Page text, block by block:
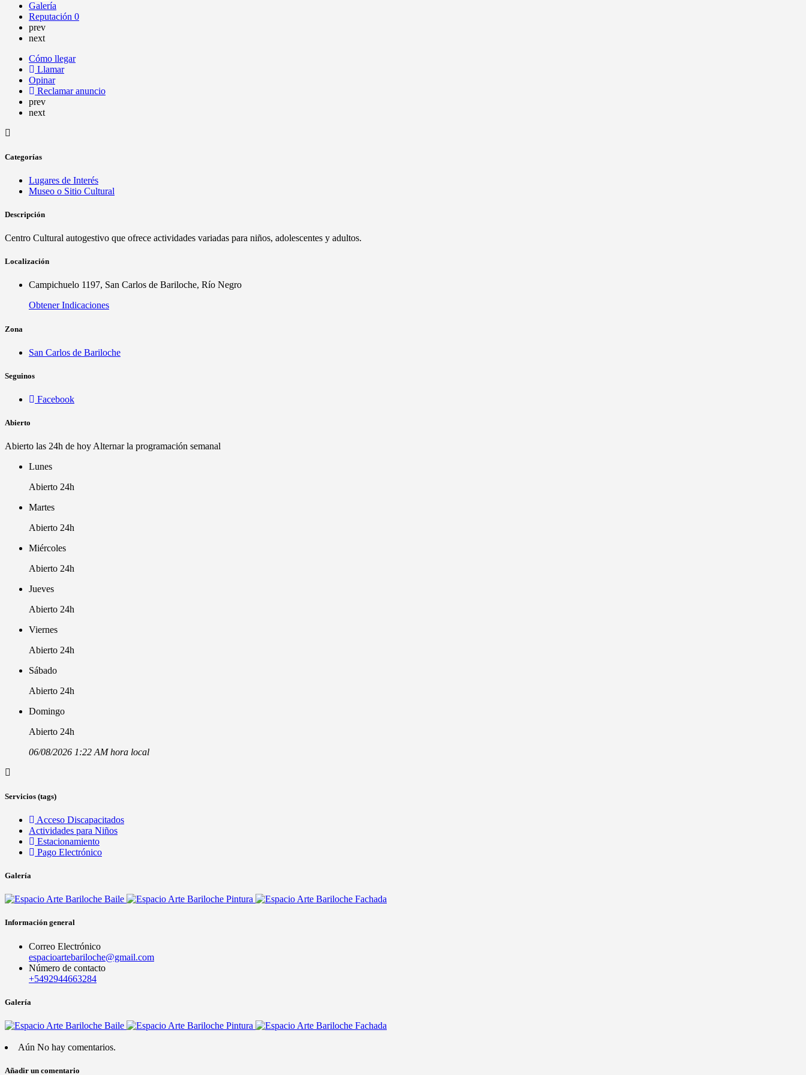
Galería
Reputación 0
prev
next
Cómo llegar
Llamar
Opinar
Reclamar anuncio
prev
next
Categorías
Lugares de Interés
Museo o Sitio Cultural
Descripción
Centro Cultural autogestivo que ofrece actividades variadas para niños, adolescentes y adultos.
Localización
Campichuelo 1197, San Carlos de Bariloche, Río Negro
Obtener Indicaciones
Zona
San Carlos de Bariloche
Seguinos
Facebook
Abierto
Abierto las 24h de hoyAlternar la programación semanal
Lunes
Abierto 24h
Martes
Abierto 24h
Miércoles
Abierto 24h
Jueves
Abierto 24h
Viernes
Abierto 24h
Sábado
Abierto 24h
Domingo
Abierto 24h
06/08/2026 1:22 AM hora local
Servicios (tags)
Acceso Discapacitados
Actividades para Niños
Estacionamiento
Pago Electrónico
Galería
Información general
Correo Electrónico
espacioartebariloche@gmail.com
Número de contacto
+5492944663284
Galería
Aún No hay comentarios.
Añadir un comentario